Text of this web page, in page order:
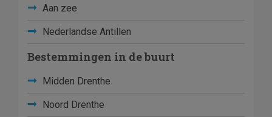
Aan zee
Nederlandse Antillen
Bestemmingen in de buurt
Midden Drenthe
Noord Drenthe